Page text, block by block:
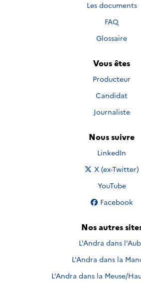
Les documents
FAQ
Glossaire
Vous êtes
Producteur
Candidat
Journaliste
Nous suivre
Nous suivre
LinkedIn
Nous suivre sur
X (ex-Twitter)
Nous suivre
YouTube
Nous suivre
Facebook
Nos autres
L'Andra dans
L'Andra dans la
L'Andra dans la Meuse/